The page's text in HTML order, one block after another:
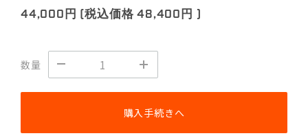
44,000円 (税込価格48,400円 )
数量
購入手続きへ